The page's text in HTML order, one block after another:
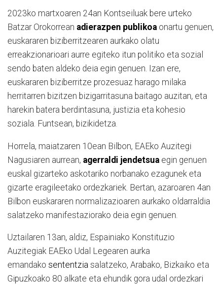
2023ko martxoaren 24an Kontseiluak bere urteko
Batzar Orokorrean adierazpen publikoa onartu genuen,
euskararen biziberritzearen aurkako olatu
erreakzionarioari aurre egiteko itun politiko eta sozial
sendo baten aldeko deia egin genuen. Izan ere,
euskararen biziberritze prozesuaz harago milaka
herritarren bizitzen bizigarritasuna baitago auzitan, eta
harekin batera berdintasuna, justizia eta kohesio
soziala. Funtsean, bizikidetza.
Horrela, maiatzaren 10ean Bilbon, EAEko Auzitegi
Nagusiaren aurrean, agerraldi jendetsua egin genuen
euskal gizarteko askotariko norbanako ezagunek eta
gizarte eragileetako ordezkariek. Bertan, azaroaren 4an
Bilbon euskararen normalizazioaren aurkako oldarraldia
salatzeko manifestaziorako deia egin genuen.
Uztailaren 13an, aldiz, Espainiako Konstituzio
Auzitegiak EAEko Udal Legearen aurka
emandako sententzia salatzeko, Arabako, Bizkaiko eta
Gipuzkoako 80 alkate eta ehundik gora udal ordezkari